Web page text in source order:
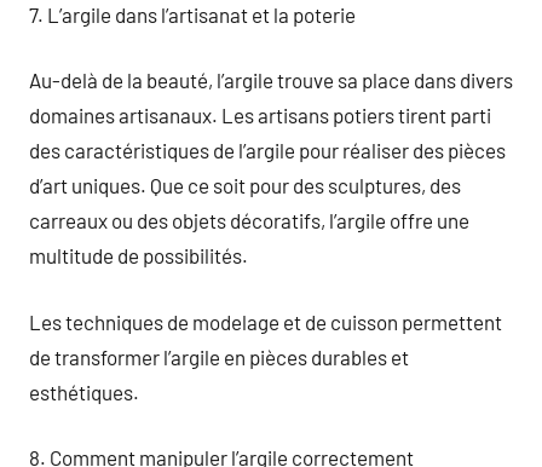
7. L’argile dans l’artisanat et la poterie
Au-delà de la beauté, l’argile trouve sa place dans divers
domaines artisanaux. Les artisans potiers tirent parti
des caractéristiques de l’argile pour réaliser des pièces
d’art uniques. Que ce soit pour des sculptures, des
carreaux ou des objets décoratifs, l’argile offre une
multitude de possibilités.
Les techniques de modelage et de cuisson permettent
de transformer l’argile en pièces durables et
esthétiques.
8. Comment manipuler l’argile correctement